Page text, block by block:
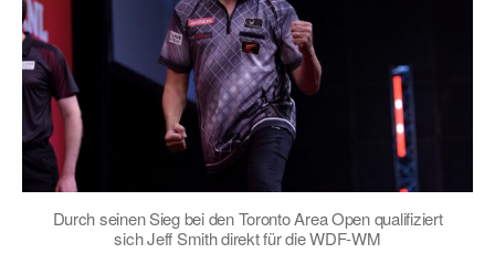
Durch seinen Sieg bei den Toronto Area Open qualifiziert
sich Jeff Smith direkt für die WDF-WM